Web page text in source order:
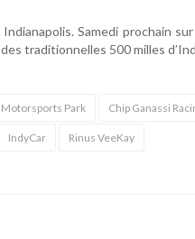
Samedi prochain
traditionnelles 500 milles
Park Chip Ganassi
IndyCar Rinus VeeKay